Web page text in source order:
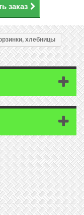
заказ
хлебницы